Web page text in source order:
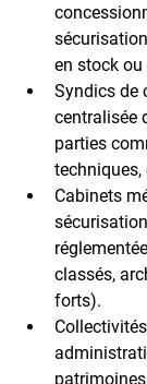
en stock ou
Syndics de
centralisée
parties
techniques,
Cabinets
classés,
forts).